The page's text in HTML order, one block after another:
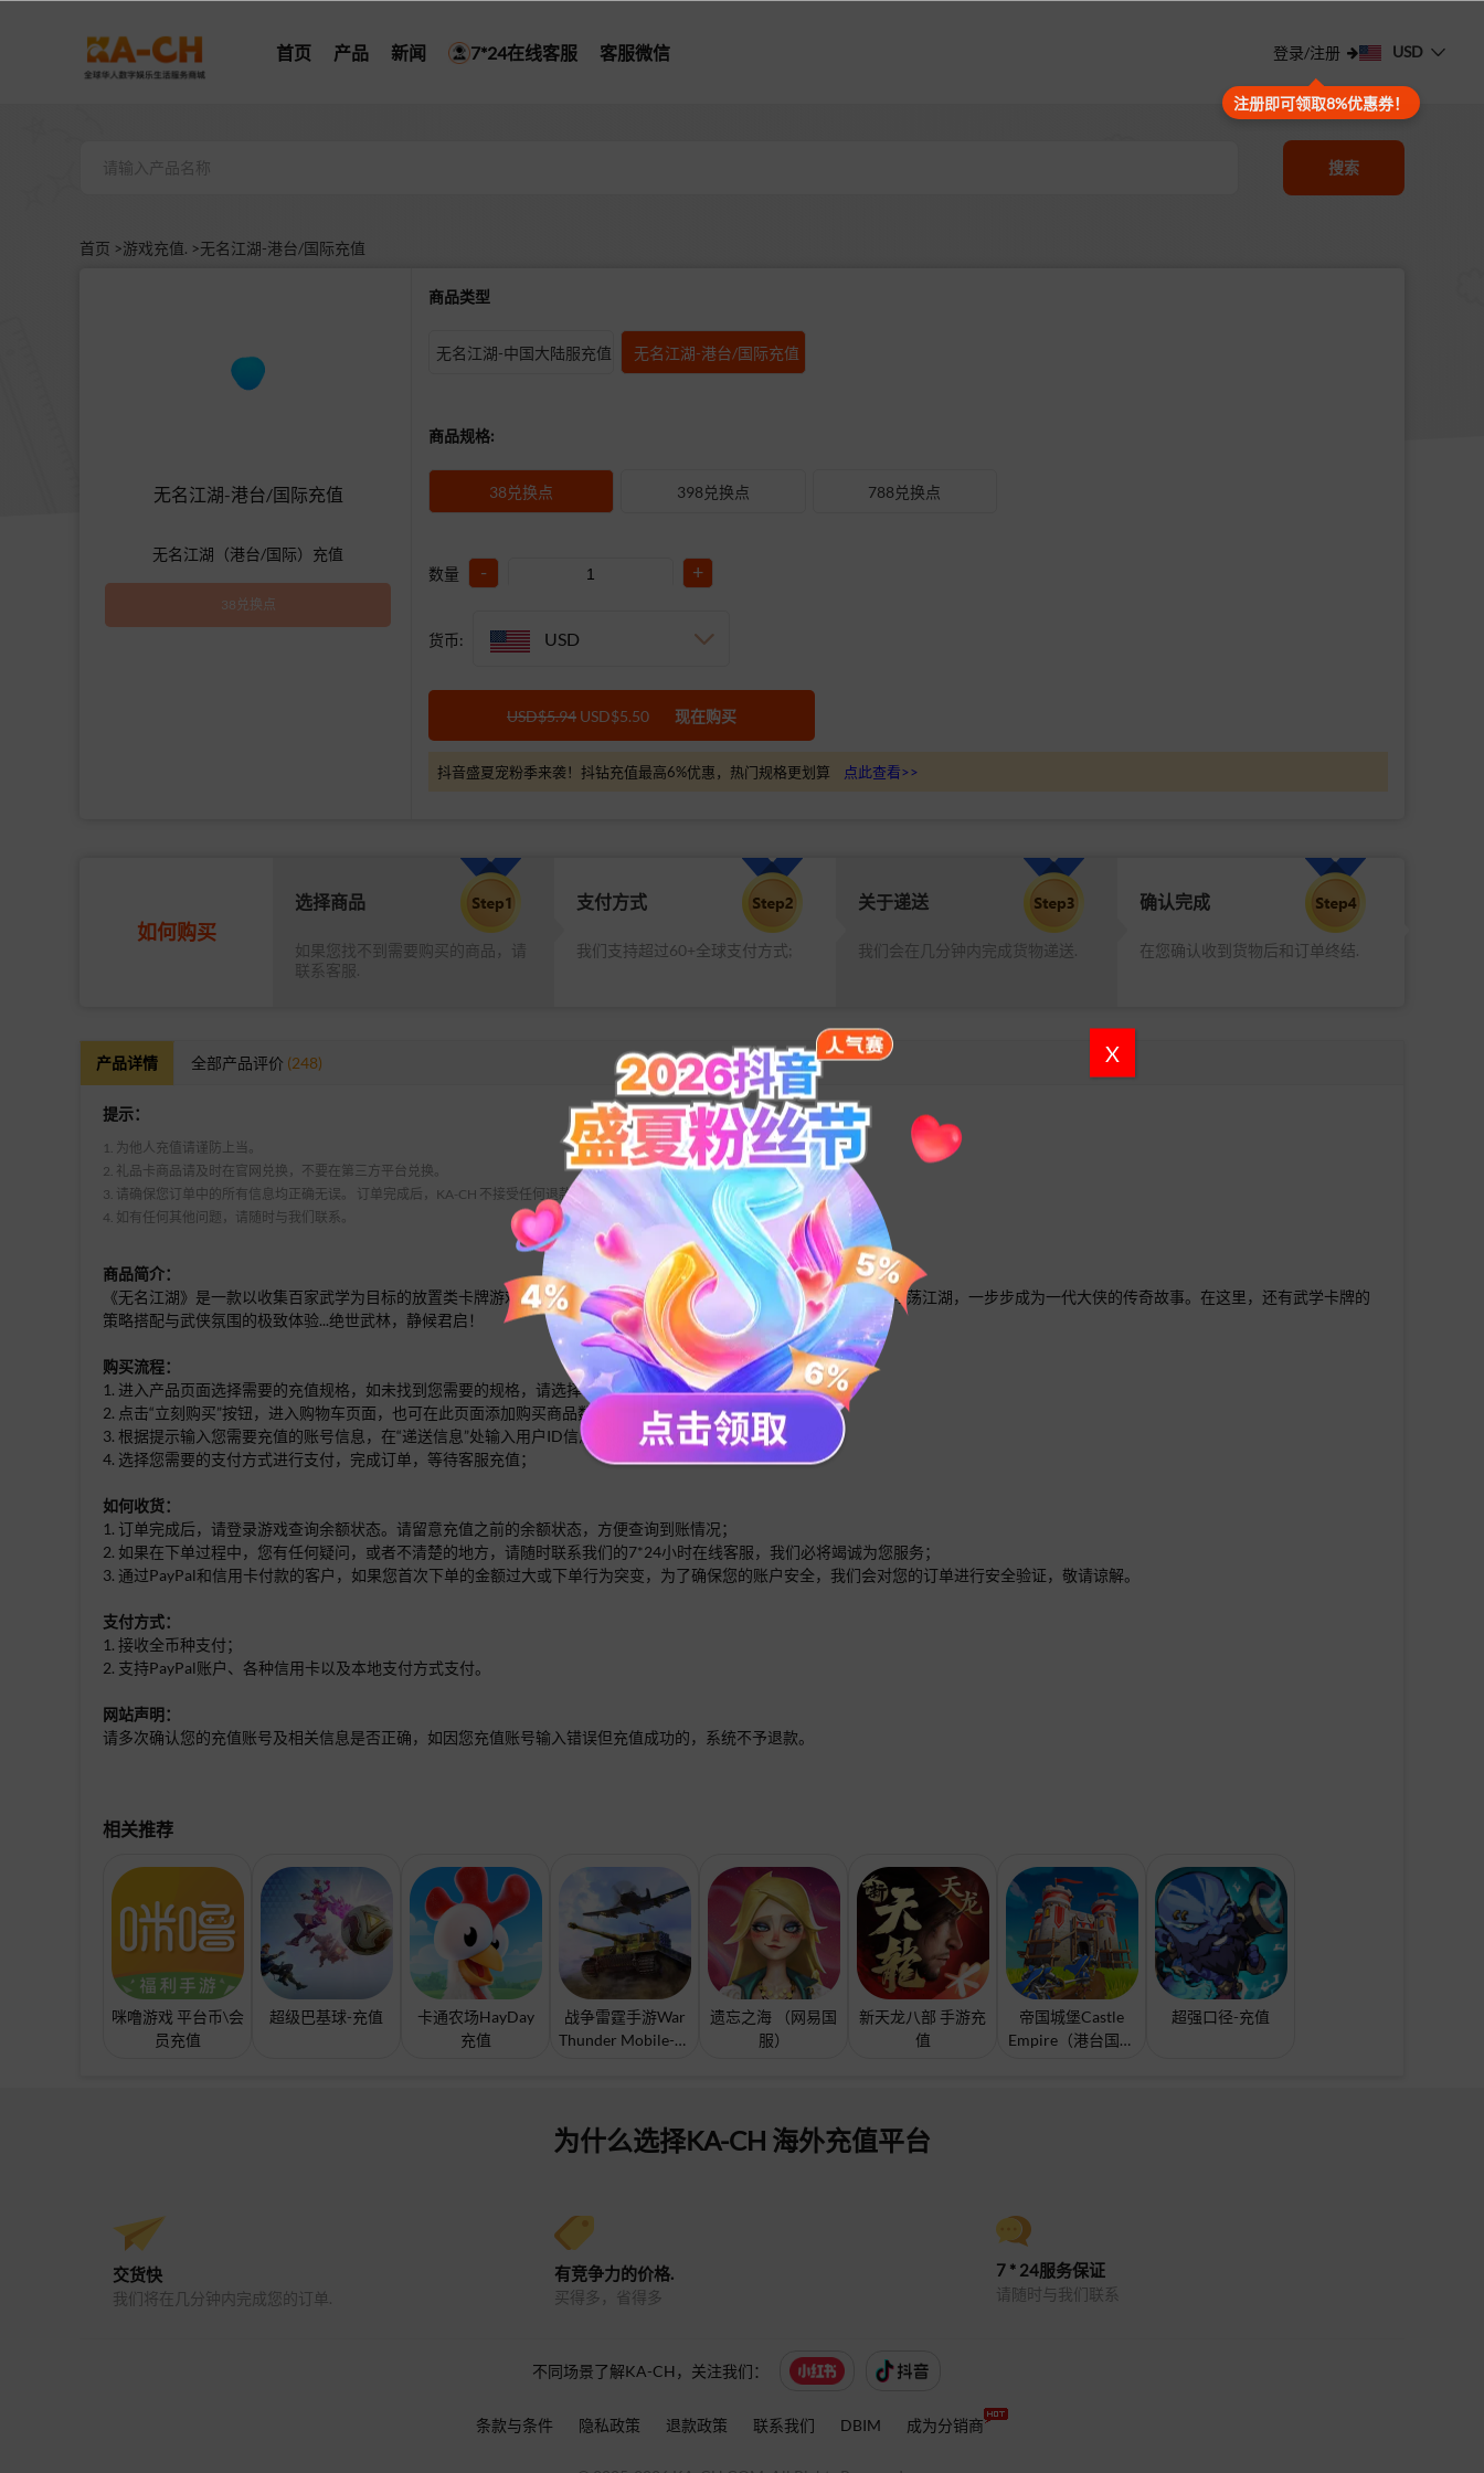
首页 产品 新闻 7*24在线客服 客服微信 登录/注册
注册即可领取8%优惠券！
USD
X
搜索
首页 >游戏充值. >无名江湖-港台/国际充值
无名江湖-港台/国际充值
无名江湖（港台/国际）充值
38兑换点
商品类型
无名江湖-中国大陆服充值 无名江湖-港台/国际充值
商品规格:
38兑换点 398兑换点 788兑换点
数量 - +
货币: USD
USD$5.94 USD$5.50 现在购买
抖音盛夏宠粉季来袭！抖钻充值最高6%优惠，热门规格更划算 点此查看>>
如何购买
选择商品
如果您找不到需要购买的商品，请
联系客服.
支付方式
我们支持超过60+全球支付方式;
关于递送
我们会在几分钟内完成货物递送.
确认完成
在您确认收到货物后和订单终结.
产品详情 全部产品评价 (248)
提示：
1. 为他人充值请谨防上当。
2. 礼品卡商品请及时在官网兑换，不要在第三方平台兑换。
3. 请确保您订单中的所有信息均正确无误。 订单完成后，KA-CH 不接受任何退款请求。
4. 如有任何其他问题，请随时与我们联系。
商品简介：
《无名江湖》是一款以收集百家武学为目标的放置类卡牌游戏。游戏中，玩家可以体验完整的侠客人生，拜师学艺，闯荡江湖，一步步成为一代大侠的传奇故事。在这里，还有武学卡牌的
策略搭配与武侠氛围的极致体验...绝世武林，静候君启！
购买流程：
1. 进入产品页面选择需要的充值规格，如未找到您需要的规格，请选择合适的规格分别多次下单即可；
2. 点击“立刻购买”按钮，进入购物车页面，也可在此页面添加购买商品数量；
3. 根据提示输入您需要充值的账号信息，在“递送信息”处输入用户ID信息；
4. 选择您需要的支付方式进行支付，完成订单，等待客服充值；
如何收货：
1. 订单完成后，请登录游戏查询余额状态。请留意充值之前的余额状态，方便查询到账情况；
2. 如果在下单过程中，您有任何疑问，或者不清楚的地方，请随时联系我们的7*24小时在线客服，我们必将竭诚为您服务；
3. 通过PayPal和信用卡付款的客户，如果您首次下单的金额过大或下单行为突变，为了确保您的账户安全，我们会对您的订单进行安全验证，敬请谅解。
支付方式：
1. 接收全币种支付；
2. 支持PayPal账户、各种信用卡以及本地支付方式支付。
网站声明：
请多次确认您的充值账号及相关信息是否正确，如因您充值账号输入错误但充值成功的，系统不予退款。
相关推荐
咪噜游戏 平台币\会
员充值
超级巴基球-充值
卡通农场HayDay
充值
战争雷霆手游War
Thunder Mobile-港
遗忘之海 （网易国
服）
新天龙八部 手游充
值
帝国城堡Castle
Empire（港台国际
超强口径-充值
为什么选择KA-CH 海外充值平台
交货快
我们将在几分钟内完成您的订单.
有竞争力的价格.
买得多，省得多
7 * 24服务保证
请随时与我们联系
不同场景了解KA-CH，关注我们：
条款与条件 隐私政策 退款政策 联系我们 DBIM 成为分销商